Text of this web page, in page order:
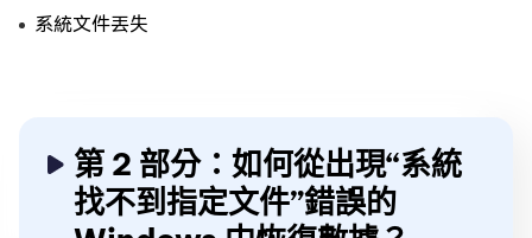
系統文件丟失
第 2 部分：如何從出現“系統
找不到指定文件”錯誤的